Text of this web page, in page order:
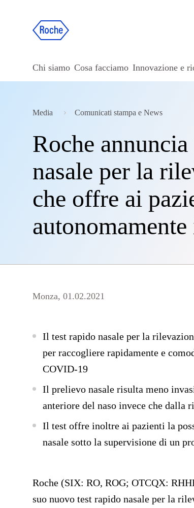
Chi siamo Cosa facciamo Innovazione e
Media Comunicati stampa e News
Roche
nasale per la
che offre ai
Monza, 01.02.2021
Il test rapido nasale per la
per raccogliere rapidamente e
COVID-19
Il prelievo nasale risulta meno
anteriore del naso invece che dalla
Il test offre inoltre ai pazienti la
nasale sotto la supervisione di un
Roche (SIX: RO, ROG; OTCQX:
suo nuovo test rapido nasale per la